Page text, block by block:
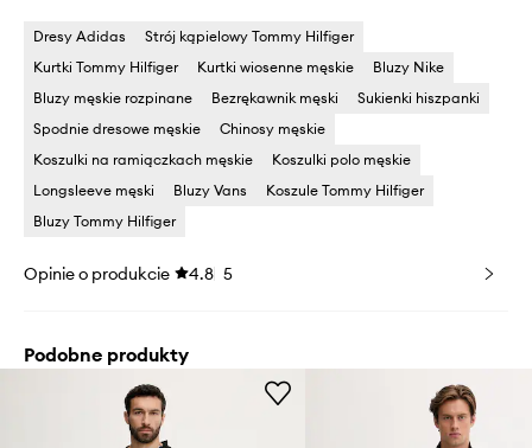
Dresy Adidas
Strój kąpielowy Tommy Hilfiger
Kurtki Tommy Hilfiger
Kurtki wiosenne męskie
Bluzy Nike
Bluzy męskie rozpinane
Bezrękawnik męski
Sukienki hiszpanki
Spodnie dresowe męskie
Chinosy męskie
Koszulki na ramiączkach męskie
Koszulki polo męskie
Longsleeve męski
Bluzy Vans
Koszule Tommy Hilfiger
Bluzy Tommy Hilfiger
Opinie o produkcie 4.8 5
Podobne produkty